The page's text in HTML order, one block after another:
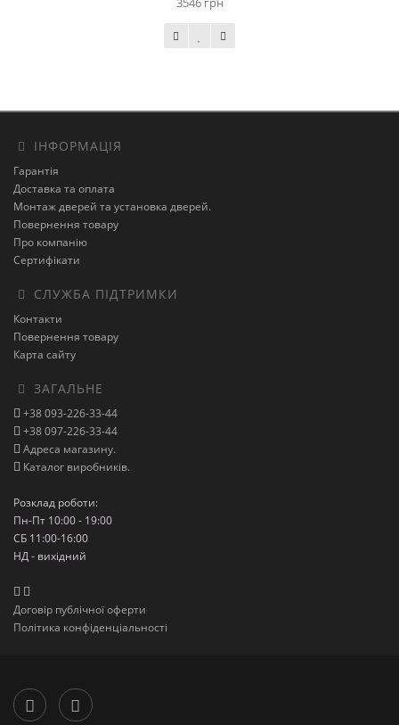
ІНФОРМАЦІЯ
Гарантія
Доставка та оплата
Монтаж дверей та установка дверей.
Повернення товару
Про компанію
Сертифікати
СЛУЖБА ПІДТРИМКИ
Контакти
Повернення товару
Карта сайту
ЗАГАЛЬНЕ
+38 093-226-33-44
+38 097-226-33-44
Адреса магазину.
Каталог виробників.
Розклад роботи:
Пн-Пт 10:00 - 19:00
СБ 11:00-16:00
НД - вихідний
Договір публічної оферти
Політика конфіденціальності